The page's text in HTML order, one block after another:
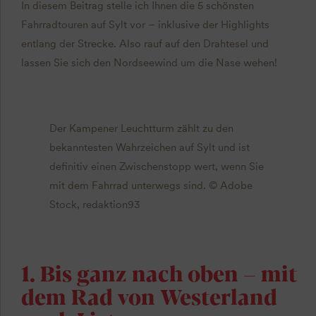
In diesem Beitrag stelle ich Ihnen die 5 schönsten
Fahrradtouren auf Sylt vor – inklusive der Highlights
entlang der Strecke. Also rauf auf den Drahtesel und
lassen Sie sich den Nordseewind um die Nase wehen!
Der Kampener Leuchtturm zählt zu den
bekanntesten Wahrzeichen auf Sylt und ist
definitiv einen Zwischenstopp wert, wenn Sie
mit dem Fahrrad unterwegs sind. © Adobe
Stock, redaktion93
1. Bis ganz nach oben – mit
dem Rad von Westerland